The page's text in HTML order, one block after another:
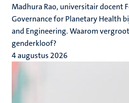
Madhura Rao, universitair docent
Governance for Planetary Health
and Engineering. Waarom
genderkloof?
4 augustus 2026